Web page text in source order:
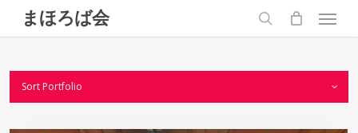
まほろば会
search
Menu
Sort Portfolio